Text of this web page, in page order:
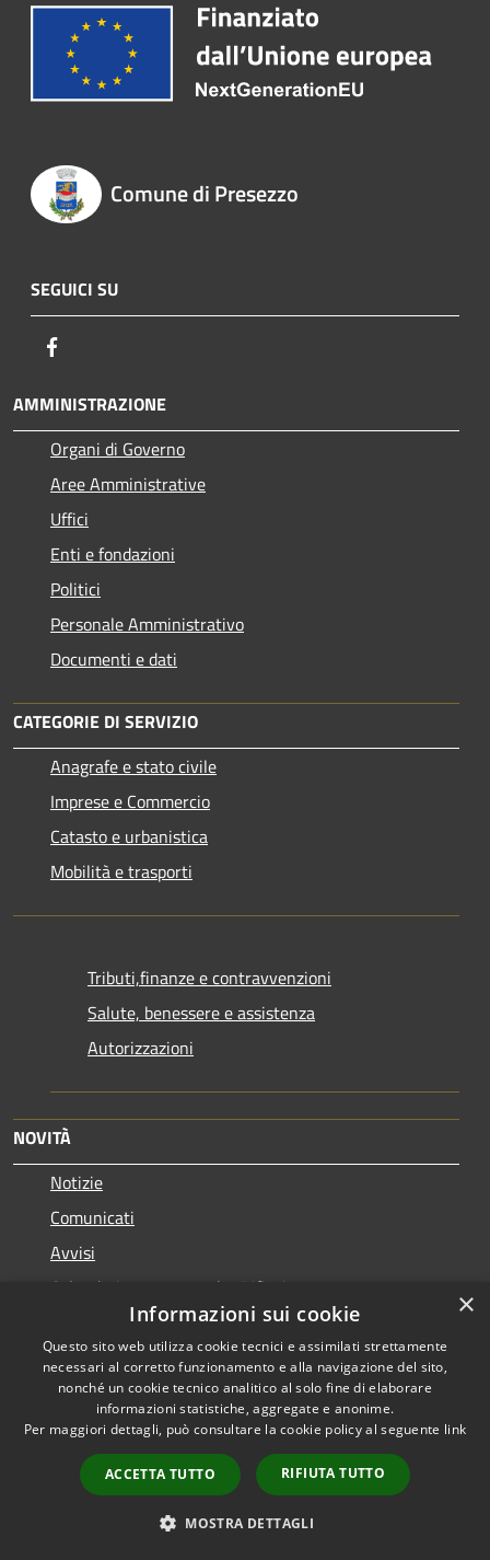
Comune di Presezzo
SEGUICI SU
AMMINISTRAZIONE
Organi di Governo
Aree Amministrative
Uffici
Enti e fondazioni
Politici
Personale Amministrativo
Documenti e dati
CATEGORIE DI SERVIZIO
Anagrafe e stato civile
Imprese e Commercio
Catasto e urbanistica
Mobilità e trasporti
Tributi,finanze e contravvenzioni
Salute, benessere e assistenza
Autorizzazioni
NOVITÀ
Notizie
Comunicati
Avvisi
Calendario 2025 raccolta Rifiuti
VIVERE IL COMUNE
Luoghi
Eventi
CONTATTI
×
Informazioni sui cookie
Questo sito web utilizza cookie tecnici e assimilati strettamente
necessari al corretto funzionamento e alla navigazione del sito,
nonché un cookie tecnico analitico al solo fine di elaborare
informazioni statistiche, aggregate e anonime.
Per maggiori dettagli, può consultare la cookie policy al seguente link
ACCETTA TUTTO RIFIUTA TUTTO
MOSTRA DETTAGLI